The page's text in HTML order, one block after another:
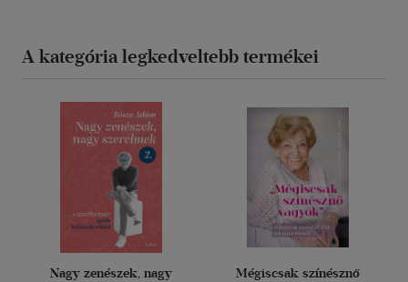
A kategória legkedveltebb termékei
Nagy zenészek, nagy
Mégiscsak színésznő